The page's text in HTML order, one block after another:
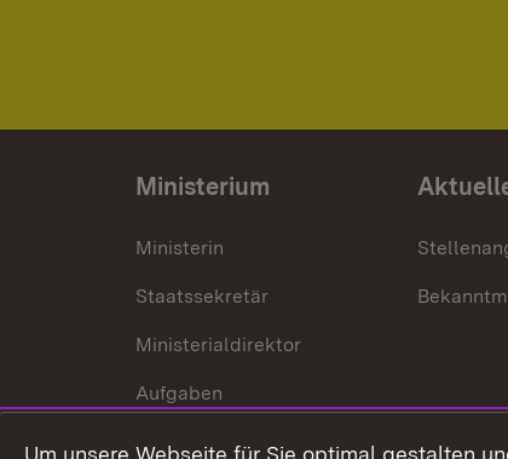
Ministerium
Ministerin
Staatssekretär
Ministerialdirektor
Aufgaben
Internationale
Um unsere Webseite für Sie optimal gestalten